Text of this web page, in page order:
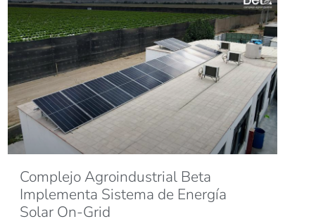
Complejo Agroindustrial Beta
Implementa Sistema de Energía
Solar On-Grid